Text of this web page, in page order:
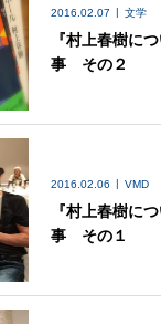
2016.02.07 文学
『村上春樹に
事 その２
2016.02.06 VMD
『村上春樹に
事 その１